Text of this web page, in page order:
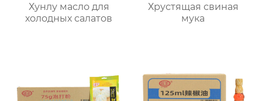
Хунлу масло для
холодных салатов
Хрустящая свиная
мука